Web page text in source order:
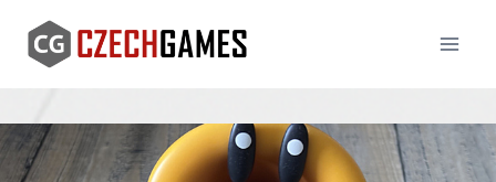
content